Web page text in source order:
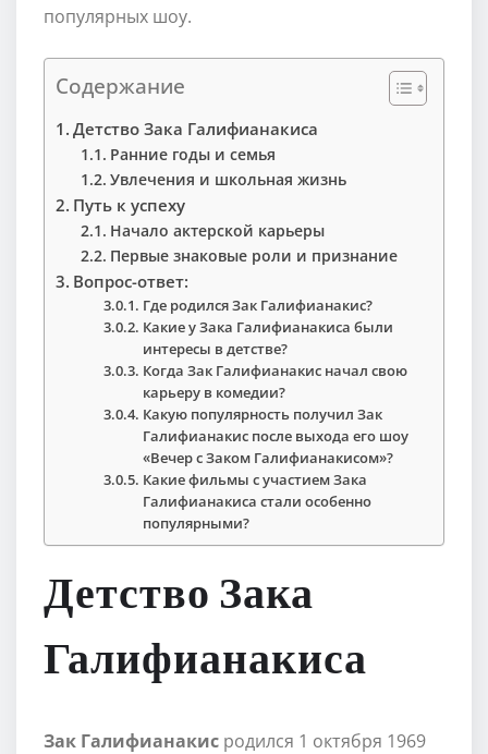
популярных шоу.
Содержание
Детство Зака Галифианакиса
Ранние годы и семья
Увлечения и школьная жизнь
Путь к успеху
Начало актерской карьеры
Первые знаковые роли и признание
Вопрос-ответ:
Где родился Зак Галифианакис?
Какие у Зака Галифианакиса были
интересы в детстве?
Когда Зак Галифианакис начал свою
карьеру в комедии?
Какую популярность получил Зак
Галифианакис после выхода его шоу
«Вечер с Заком Галифианакисом»?
Какие фильмы с участием Зака
Галифианакиса стали особенно
популярными?
Детство Зака
Галифианакиса
Зак Галифианакис родился 1 октября 1969